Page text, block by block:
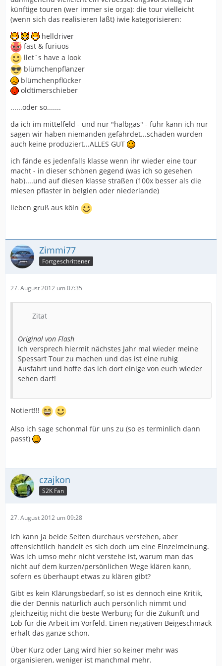
künftige touren (wer immer sie orga): die tour vielleicht
(wenn sich das realisieren läßt) iwie kategorisieren:
helldriver
fast & furiuos
llet`s have a look
blümchenpflanzer
blümchenpflücker
oldtimerschieber
......oder so.......
da ich im mittelfeld - und nur "halbgas" - fuhr kann ich nur
sagen wir haben niemanden gefährdet...schäden wurden
auch keine produziert...ALLES GUT
ich fände es jedenfalls klasse wenn ihr wieder eine tour
macht - in dieser schönen gegend (was ich so gesehen
hab)....und auf diesen klasse straßen (100x besser als die
miesen pflaster in belgien oder niederlande)
lieben gruß aus köln
Zimmi77
Fortgeschrittener
27. August 2012 um 07:35
Zitat
Original von Flash
Ich versprech hiermit nächstes Jahr mal wieder meine
Spessart Tour zu machen und das ist eine ruhig
Ausfahrt und hoffe das ich dort einige von euch wieder
sehen darf!
Notiert!!!
Also ich sage schonmal für uns zu (so es terminlich dann
passt)
czajkon
S2K Fan
27. August 2012 um 09:28
Ich kann ja beide Seiten durchaus verstehen, aber
offensichtlich handelt es sich doch um eine Einzelmeinung.
Was ich umso mehr nicht verstehe ist, warum man das
nicht auf dem kurzen/persönlichen Wege klären kann,
sofern es überhaupt etwas zu klären gibt?
Gibt es kein Klärungsbedarf, so ist es dennoch eine Kritik,
die der Dennis natürlich auch persönlich nimmt und
gleichzeitig nicht die beste Werbung für die Zukunft und
Lob für die Arbeit im Vorfeld. Einen negativen Beigeschmack
erhält das ganze schon.
Über Kurz oder Lang wird hier so keiner mehr was
organisieren, weniger ist manchmal mehr.